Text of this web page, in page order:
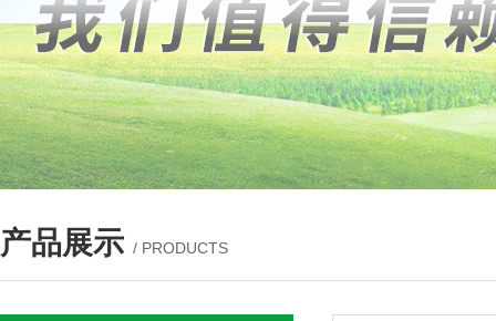
产品展示 / PRODUCTS